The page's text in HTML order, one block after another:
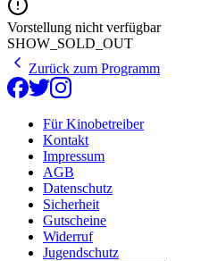
Vorstellung nicht verfügbar
SHOW_SOLD_OUT
Zurück zum Programm
Für Kinobetreiber
Kontakt
Impressum
AGB
Datenschutz
Sicherheit
Gutscheine
Widerruf
Jugendschutz